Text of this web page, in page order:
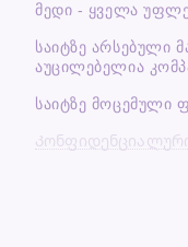
მედი - ყველა
საიტზე არსებული
აუცილებელია
საიტზე მოცემული